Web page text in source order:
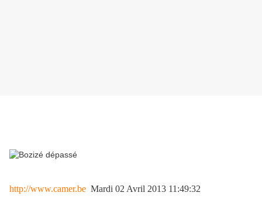
http://www.camer.be Mardi 02 Avril 2013 11:49:32